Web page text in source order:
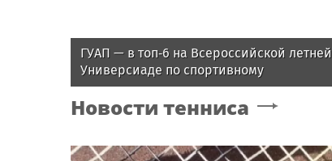
ГУАП — в топ‑6 на Всероссийской летней
Универсиаде по спортивному
ориентированию
Новости тенниса